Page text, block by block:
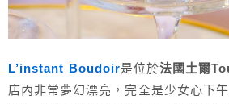
L’instant Boudoir是位於法國土爾
店內非常夢幻漂亮，完全是少女心下